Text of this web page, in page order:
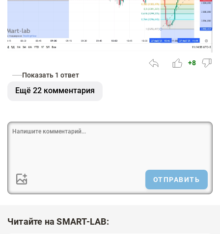
+8
Показать 1 ответ
Ещё 22 комментария
ОТПРАВИТЬ
Читайте на SMART-LAB: